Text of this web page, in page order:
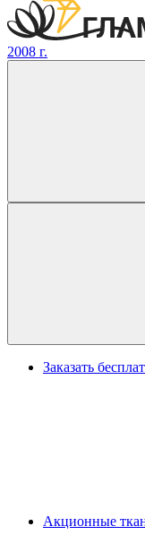
2008 г.
Заказать
Акционные